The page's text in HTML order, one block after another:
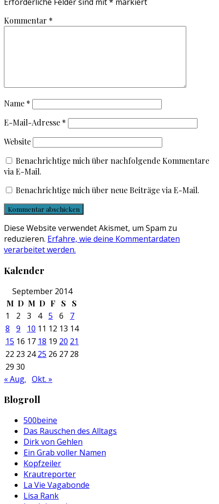
Kommentar *
Name *
E-Mail-Adresse *
Website
Benachrichtige mich über nachfolgende Kommentare
via E-Mail.
Benachrichtige mich über neue Beiträge via E-Mail.
Diese Website verwendet Akismet, um Spam zu
reduzieren. Erfahre, wie deine Kommentardaten
verarbeitet werden.
Kalender
September 2014
M D M D F S S
1 2 3 4 5 6
7
8
9 10 11 12 13 14
15 16 17 18 19 20 21
22 23 24 25 26 27 28
29 30
« Aug. Okt. »
Blogroll
500beine
Das Rauschen des Alltags
Dirk von Gehlen
Ein Grab voller Namen
Kopfzeiler
Krautreporter
La Vie Vagabonde
Lisa Rank